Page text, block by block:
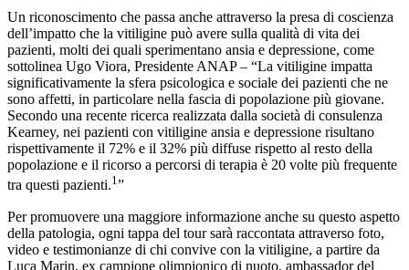
Un riconoscimento che passa anche attraverso la presa di coscienza
dell’impatto che la vitiligine può avere sulla qualità di vita dei
pazienti, molti dei quali sperimentano ansia e depressione, come
sottolinea Ugo Viora, Presidente ANAP – “La vitiligine impatta
significativamente la sfera psicologica e sociale dei pazienti che ne
sono affetti, in particolare nella fascia di popolazione più giovane.
Secondo una recente ricerca realizzata dalla società di consulenza
Kearney, nei pazienti con vitiligine ansia e depressione risultano
rispettivamente il 72% e il 32% più diffuse rispetto al resto della
popolazione e il ricorso a percorsi di terapia è 20 volte più frequente
tra questi pazienti.1”
Per promuovere una maggiore informazione anche su questo aspetto
della patologia, ogni tappa del tour sarà raccontata attraverso foto,
video e testimonianze di chi convive con la vitiligine, a partire da
Luca Marin, ex campione olimpionico di nuoto, ambassador del